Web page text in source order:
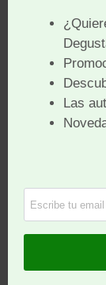
del sector
-ramos de
chocolate
preciosa, en
y cumpliendo